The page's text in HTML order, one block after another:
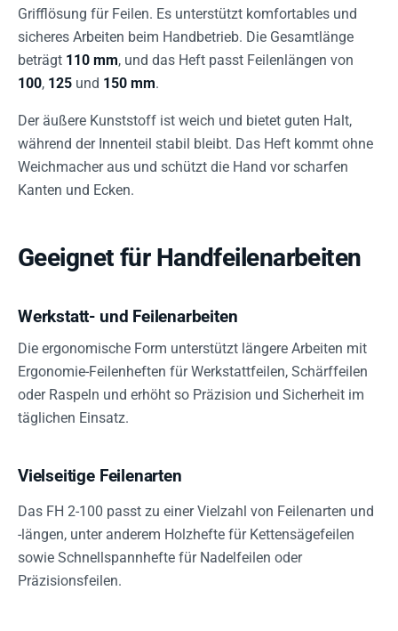
Grifflösung für Feilen. Es unterstützt komfortables und
sicheres Arbeiten beim Handbetrieb. Die Gesamtlänge
beträgt 110 mm, und das Heft passt Feilenlängen von
100, 125 und 150 mm.
Der äußere Kunststoff ist weich und bietet guten Halt,
während der Innenteil stabil bleibt. Das Heft kommt ohne
Weichmacher aus und schützt die Hand vor scharfen
Kanten und Ecken.
Geeignet für Handfeilenarbeiten
Werkstatt- und Feilenarbeiten
Die ergonomische Form unterstützt längere Arbeiten mit
Ergonomie-Feilenheften für Werkstattfeilen, Schärffeilen
oder Raspeln und erhöht so Präzision und Sicherheit im
täglichen Einsatz.
Vielseitige Feilenarten
Das FH 2-100 passt zu einer Vielzahl von Feilenarten und
-längen, unter anderem Holzhefte für Kettensägefeilen
sowie Schnellspannhefte für Nadelfeilen oder
Präzisionsfeilen.